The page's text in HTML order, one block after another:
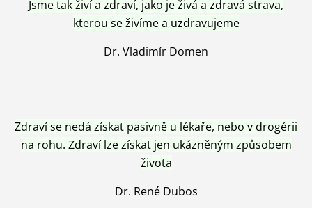
Jsme tak živí a zdraví, jako je živá a zdravá strava,
kterou se živíme a uzdravujeme
Dr. Vladimír Domen
Zdraví se nedá získat pasivně u lékaře, nebo v drogérii
na rohu. Zdraví lze získat jen ukázněným způsobem
života
Dr. René Dubos